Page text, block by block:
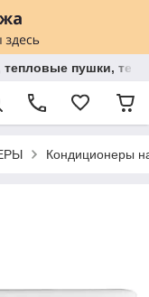
тепловые пушки,
Кондиционеры